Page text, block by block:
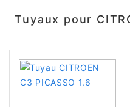
Tuyaux pour